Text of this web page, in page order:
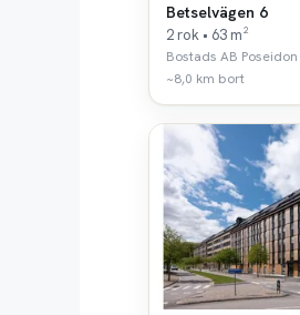
Betselvägen 6
2 rok • 63 m²
Bostads AB Poseidon
~8,0 km bort